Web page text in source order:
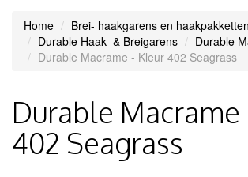
Home
Brei- haakgarens en haakpakketten
Durable Haak- & Breigarens
Durable
Durable Macrame - Kleur 402 Seagrass
Durable Macrame
402 Seagrass